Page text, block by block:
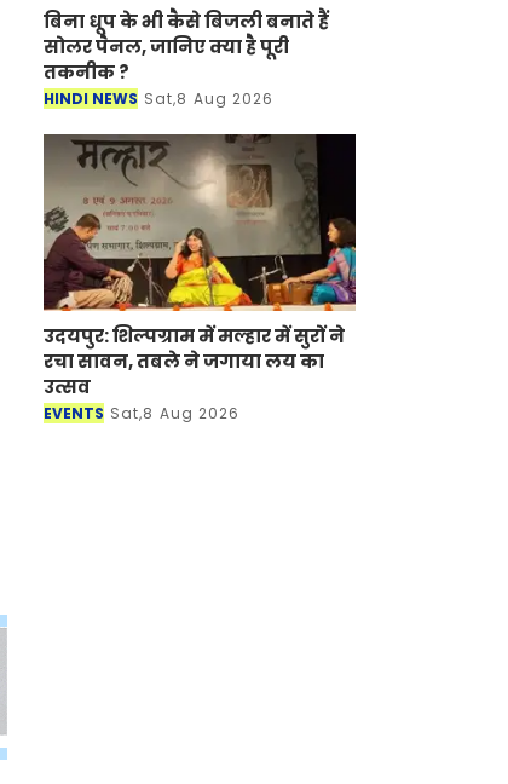
बिना धूप के भी कैसे बिजली बनाते हैं
सोलर पैनल, जानिए क्या है पूरी
तकनीक ?
HINDI NEWS Sat,8 Aug 2026
उदयपुर: शिल्पग्राम में मल्हार में सुरों ने
रचा सावन, तबले ने जगाया लय का
उत्सव
EVENTS Sat,8 Aug 2026